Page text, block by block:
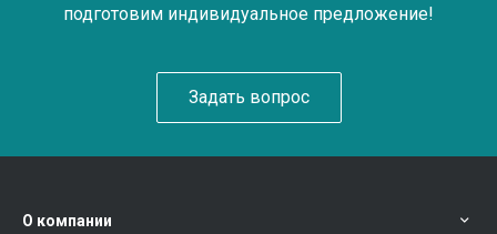
подготовим индивидуальное предложение!
Задать вопрос
О компании